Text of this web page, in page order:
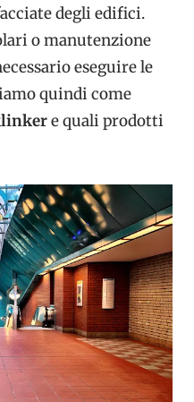
degli edifici.
o manutenzione
eseguire le
quindi come
e quali prodotti